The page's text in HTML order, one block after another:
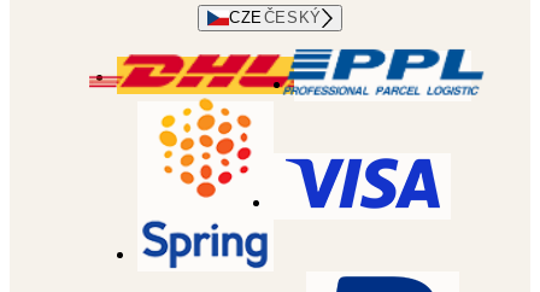
CZEČESKÝ